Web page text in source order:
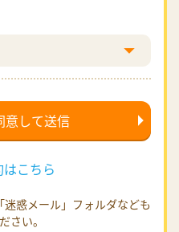
こちら
惑メール」フォルダなども
さい。